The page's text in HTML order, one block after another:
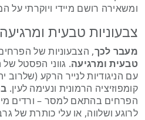
ומשאירה רושם מיידי ויוקרתי על
צבעוניות טבעית ומרגיעה
מעבר לכך, הצבעוניות של
טבעית ומרגיעה. גווני הפסטל
עם הניגודיות לנייר הרקע (שלרוב
קומפוזיציה הרמונית ונעימה לעין.
הפרחים בהתאם למסר – ורדים
לרוגע ושלווה, או עלי כותרת של